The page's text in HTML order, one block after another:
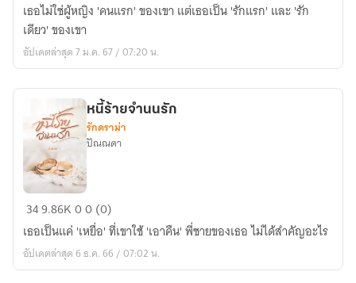
CEO
ร้าย
เธอไม่ใช่ผู้หญิง 'คนแรก' ของเขา แต่เธอเป็น 'รักแรก' และ 'รัก
เดียว' ของเขา
อัปเดตล่าสุด 7 ม.ค. 67 / 07:20 น.
หนี้
จำนน
รัก
หนี้ร้ายจำนนรัก
รักดราม่า
ปัณณดา
349.86K00 (0)
เธอเป็นแค่ 'เหยื่อ' ที่เขาใช้ 'เอาคืน' พี่ชายของเธอ ไม่ได้สำคัญอะไร
อัปเดตล่าสุด 6 ธ.ค. 66 / 07:02 น.